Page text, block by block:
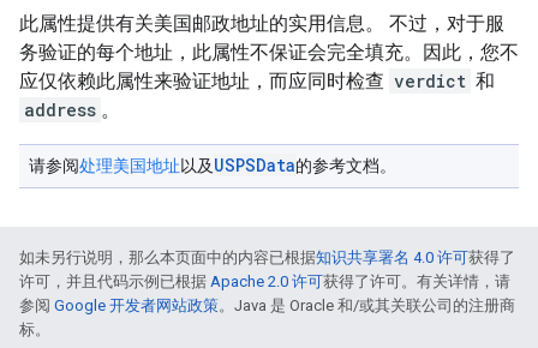
此属性提供有关美国邮政地址的实用信息。 不过，对于服
务验证的每个地址，此属性不保证会完全填充。因此，您不
应仅依赖此属性来验证地址，而应同时检查 verdict 和
address 。
请参阅处理美国地址以及USPSData的参考文档。
如未另行说明，那么本页面中的内容已根据知识共享署名 4.0 许可获得了
许可，并且代码示例已根据 Apache 2.0 许可获得了许可。有关详情，请
参阅 Google 开发者网站政策。Java 是 Oracle 和/或其关联公司的注册商
标。